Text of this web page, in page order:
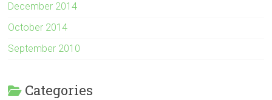
December 2014
October 2014
September 2010
Categories